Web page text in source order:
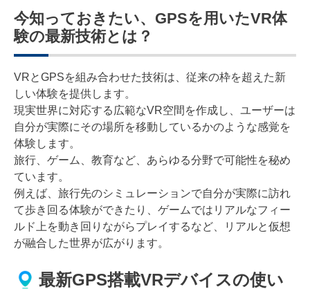
今知っておきたい、GPSを用いたVR体
験の最新技術とは？
VRとGPSを組み合わせた技術は、従来の枠を超えた新
しい体験を提供します。
現実世界に対応する広範なVR空間を作成し、ユーザーは
自分が実際にその場所を移動しているかのような感覚を
体験します。
旅行、ゲーム、教育など、あらゆる分野で可能性を秘め
ています。
例えば、旅行先のシミュレーションで自分が実際に訪れ
て歩き回る体験ができたり、ゲームではリアルなフィー
ルド上を動き回りながらプレイするなど、リアルと仮想
が融合した世界が広がります。
最新GPS搭載VRデバイスの使い